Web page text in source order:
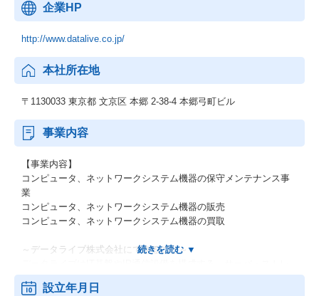
企業HP
http://www.datalive.co.jp/
本社所在地
〒1130033 東京都 文京区 本郷 2-38-4 本郷弓町ビル
事業内容
【事業内容】
コンピュータ、ネットワークシステム機器の保守メンテナンス事
業
コンピュータ、ネットワークシステム機器の販売
コンピュータ、ネットワークシステム機器の買取
～データライブ株式会社にできること～
ージ・ネットワーク機器を対象とした第三者保守を専門としてい
ます。設立年月日